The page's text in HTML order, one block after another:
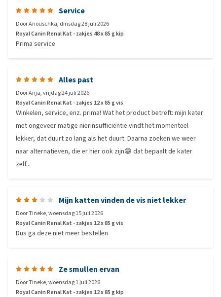
Service
DoorAnouschka, dinsdag 28 juli 2026
Royal Canin Renal Kat - zakjes 48 x 85 g kip
Prima service
Alles past
DoorAnja,vrijdag 24 juli 2026
Royal Canin Renal Kat - zakjes 12 x 85 g vis
Winkelen, service, enz. prima! Wat het product betreft: mijn kater
met ongeveer matige nierinsufficiëntie vindt het momenteel
lekker, dat duurt zo lang als het duurt. Daarna zoeken we weer
naar alternatieven, die er hier ook zijn😁 dat bepaalt de kater
zelf...
Mijn katten vinden de vis niet lekker
DoorTineke,woensdag 15 juli 2026
Royal Canin Renal Kat - zakjes 12 x 85 g vis
Dus ga deze niet meer bestellen
Ze smullen ervan
DoorTineke,woensdag 1 juli 2026
Royal Canin Renal Kat - zakjes 12 x 85 g kip